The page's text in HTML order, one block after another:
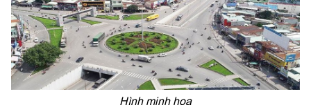
Hình minh họa